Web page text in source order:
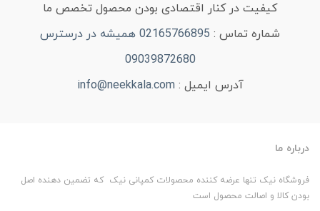
کیفیت در کنار اقتصادی بودن محصول تخصص ما
شماره تماس :
02165766895 همیشه در درسترس
09039872680
آدرس ایمیل : info@neekkala.com
درباره ما
فروشگاه نیک تنها عرضه کننده محصولات کمپانی نیک که تضمین دهنده اصل
بودن کالا و اصالت محصول است